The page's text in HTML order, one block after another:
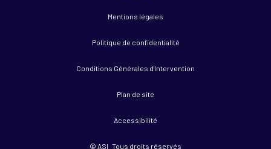
Mentions légales
Politique de confidentialité
Conditions Générales d'Intervention
Plan de site
Accessibilité
© ASI Tous droits réservés